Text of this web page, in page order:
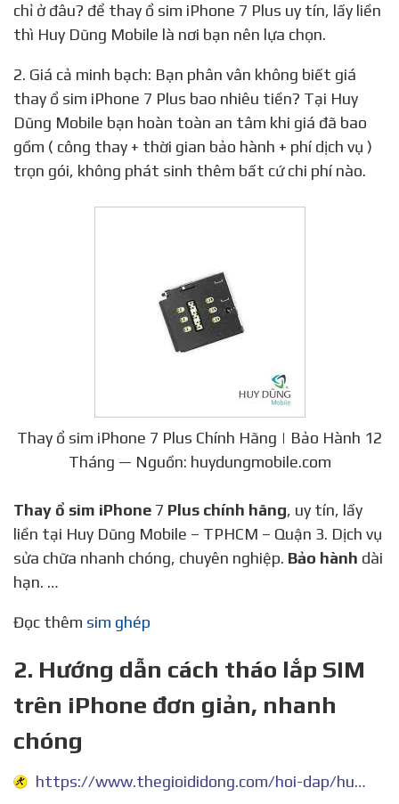
chỉ ở đâu? để thay ổ sim iPhone 7 Plus uy tín, lấy liền
thì Huy Dũng Mobile là nơi bạn nên lựa chọn.
2. Giá cả minh bạch: Bạn phân vân không biết giá
thay ổ sim iPhone 7 Plus bao nhiêu tiền? Tại Huy
Dũng Mobile bạn hoàn toàn an tâm khi giá đã bao
gồm ( công thay + thời gian bảo hành + phí dịch vụ )
trọn gói, không phát sinh thêm bất cứ chi phí nào.
Thay ổ sim iPhone 7 Plus Chính Hãng | Bảo Hành 12
Tháng — Nguồn: huydungmobile.com
Thay ổ sim iPhone 7 Plus chính hãng, uy tín, lấy
liền tại Huy Dũng Mobile – TPHCM – Quận 3. Dịch vụ
sửa chữa nhanh chóng, chuyên nghiệp. Bảo hành dài
hạn. …
Đọc thêm sim ghép
2. Hướng dẫn cách tháo lắp SIM
trên iPhone đơn giản, nhanh
chóng
https://www.thegioididong.com/hoi-dap/huong-dan-cach-thao-lap-sim-tren-iphone-1062825